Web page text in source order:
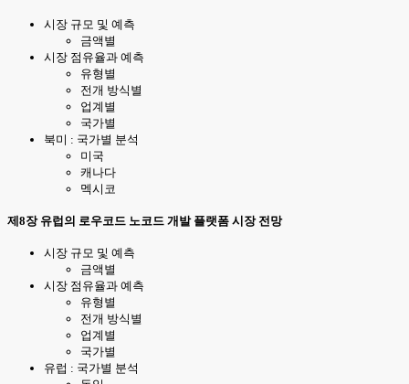
시장 규모 및 예측
금액별
시장 점유율과 예측
유형별
전개 방식별
업계별
국가별
북미 : 국가별 분석
미국
캐나다
멕시코
제8장 유럽의 로우코드 노코드 개발 플랫폼 시장 전망
시장 규모 및 예측
금액별
시장 점유율과 예측
유형별
전개 방식별
업계별
국가별
유럽 : 국가별 분석